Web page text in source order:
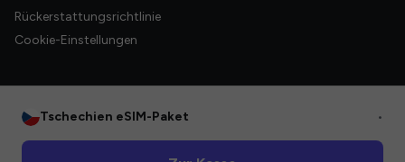
Rückerstattungsrichtlinie
Cookie-Einstellungen
Tschechien eSIM-Paket •